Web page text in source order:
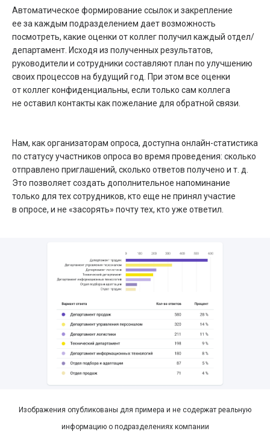
Автоматическое формирование ссылок и закрепление
ее за каждым подразделением дает возможность
посмотреть, какие оценки от коллег получил каждый отдел/
департамент. Исходя из полученных результатов,
руководители и сотрудники составляют план по улучшению
своих процессов на будущий год. При этом все оценки
от коллег конфиденциальны, если только сам коллега
не оставил контакты как пожелание для обратной связи.
Нам, как организаторам опроса, доступна онлайн-статистика
по статусу участников опроса во время проведения: сколько
отправлено приглашений, сколько ответов получено и т. д.
Это позволяет создать дополнительное напоминание
только для тех сотрудников, кто еще не принял участие
в опросе, и не «засорять» почту тех, кто уже ответил.
Изображения опубликованы для примера и не содержат реальную
информацию о подразделениях компании